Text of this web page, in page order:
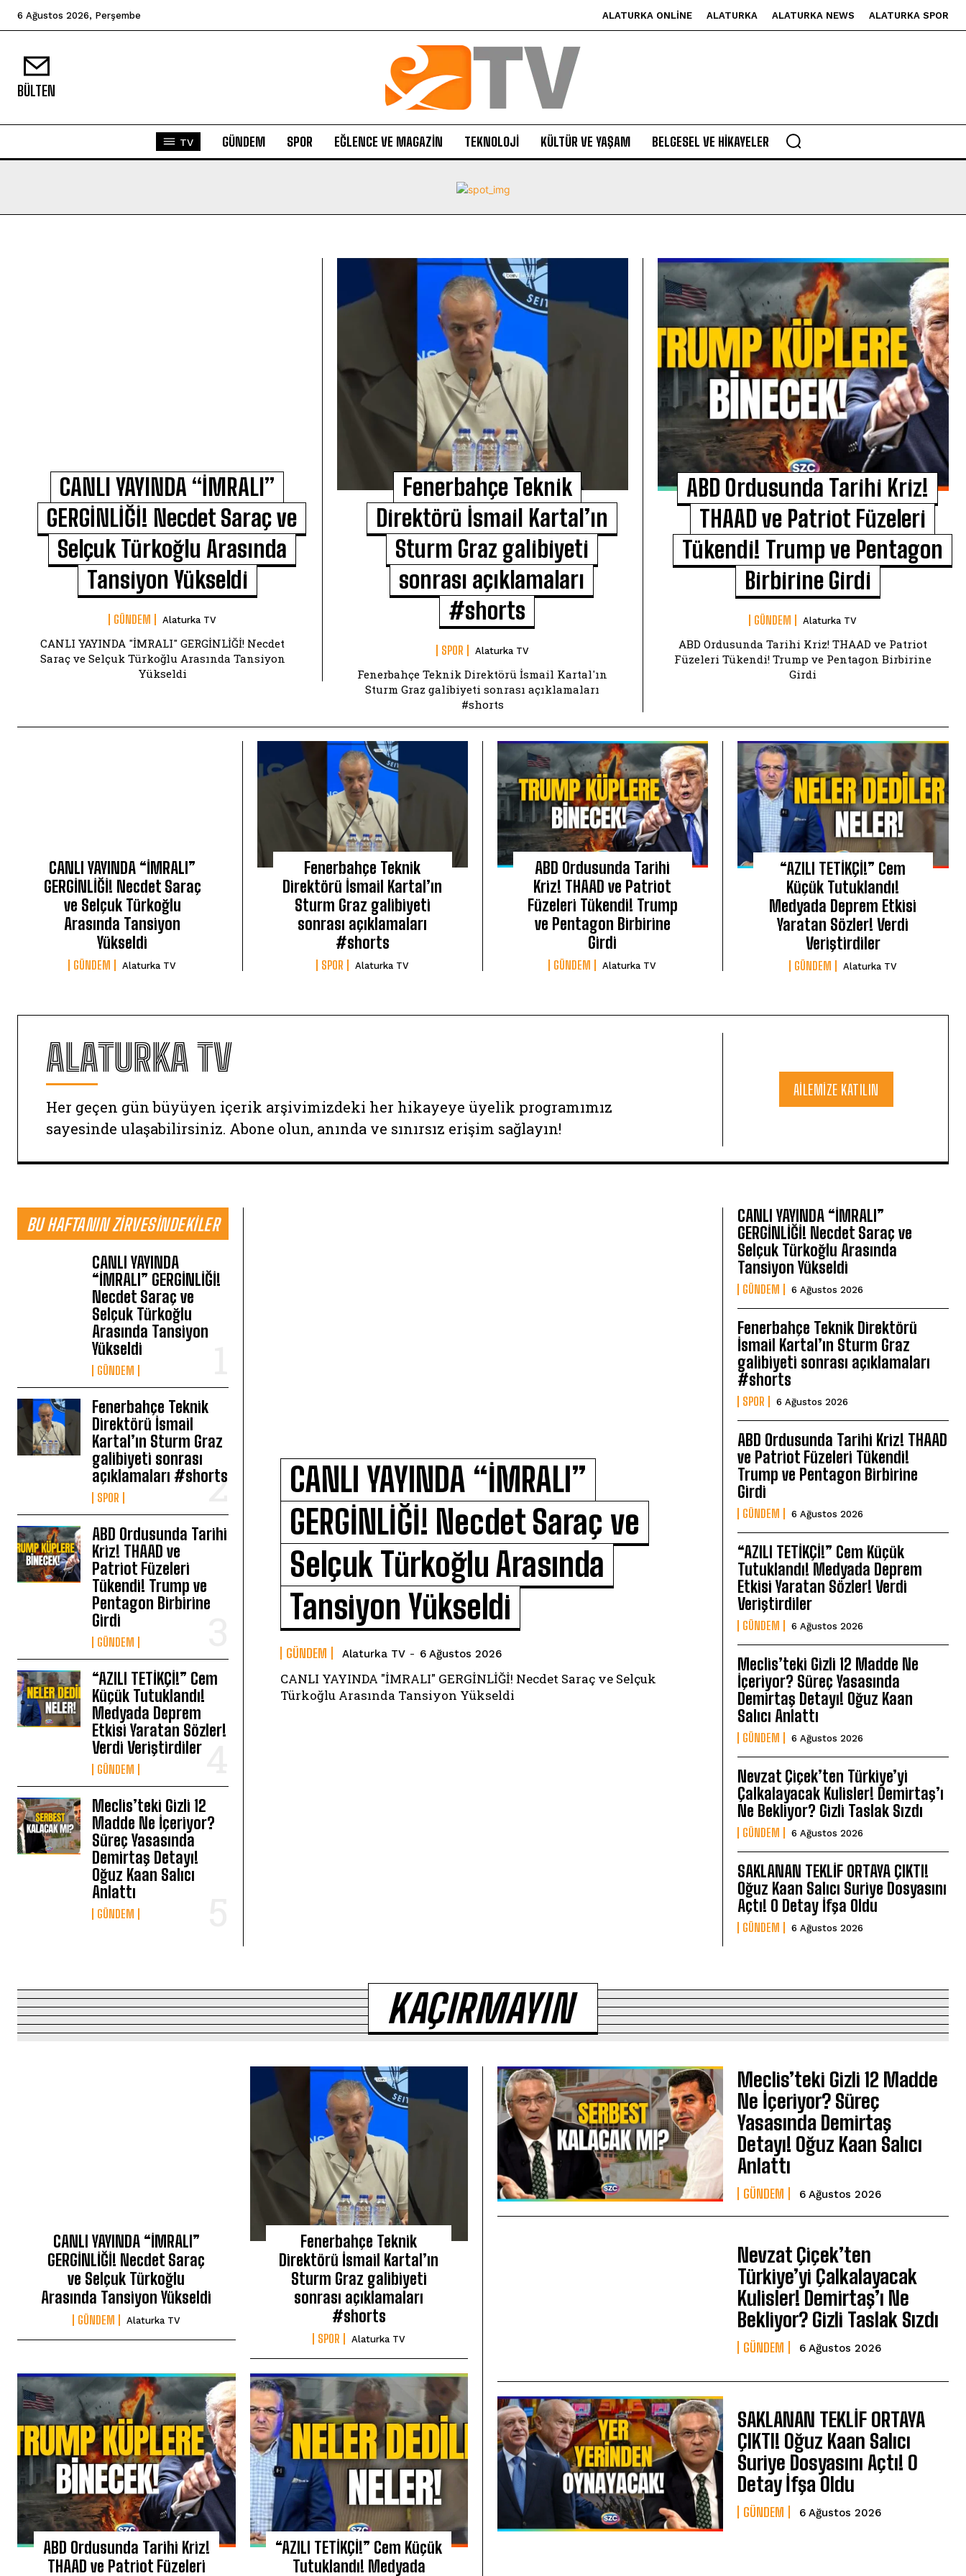
6 Ağustos 2026, Perşembe ALATURKA ONLINE ALATURKA ALATURKA NEWS ALATURKA SPOR
BÜLTEN
TV GÜNDEM SPOR EĞLENCE VE MAGAZIN TEKNOLOJI KÜLTÜR VE YAŞAM BELGESEL VE HIKAYELER
CANLI YAYINDA “İMRALI”
GERGİNLİĞİ! Necdet Saraç ve
Selçuk Türkoğlu Arasında
Tansiyon Yükseldi
GÜNDEM Alaturka TV
CANLI YAYINDA "İMRALI" GERGİNLİĞİ! Necdet
Saraç ve Selçuk Türkoğlu Arasında Tansiyon
Yükseldi
Fenerbahçe Teknik
Direktörü İsmail Kartal’ın
Sturm Graz galibiyeti
sonrası açıklamaları
#shorts
SPOR Alaturka TV
Fenerbahçe Teknik Direktörü İsmail Kartal'ın
Sturm Graz galibiyeti sonrası açıklamaları
#shorts
ABD Ordusunda Tarihi Kriz!
THAAD ve Patriot Füzeleri
Tükendi! Trump ve Pentagon
Birbirine Girdi
GÜNDEM Alaturka TV
ABD Ordusunda Tarihi Kriz! THAAD ve Patriot
Füzeleri Tükendi! Trump ve Pentagon Birbirine
Girdi
CANLI YAYINDA “İMRALI”
GERGİNLİĞİ! Necdet Saraç
ve Selçuk Türkoğlu
Arasında Tansiyon
Yükseldi
GÜNDEM Alaturka TV
Fenerbahçe Teknik
Direktörü İsmail Kartal’ın
Sturm Graz galibiyeti
sonrası açıklamaları
#shorts
SPOR Alaturka TV
ABD Ordusunda Tarihi
Kriz! THAAD ve Patriot
Füzeleri Tükendi! Trump
ve Pentagon Birbirine
Girdi
GÜNDEM Alaturka TV
“AZILI TETİKÇİ!” Cem
Küçük Tutuklandı!
Medyada Deprem Etkisi
Yaratan Sözler! Verdi
Veriştirdiler
GÜNDEM Alaturka TV
ALATURKA TV
Her geçen gün büyüyen içerik arşivimizdeki her hikayeye üyelik programımız
sayesinde ulaşabilirsiniz. Abone olun, anında ve sınırsız erişim sağlayın!
AILEMIZE KATILIN
BU HAFTANIN ZIRVESINDEKILER
CANLI YAYINDA
“İMRALI” GERGİNLİĞİ!
Necdet Saraç ve
Selçuk Türkoğlu
Arasında Tansiyon
Yükseldi
GÜNDEM
Fenerbahçe Teknik
Direktörü İsmail
Kartal’ın Sturm Graz
galibiyeti sonrası
açıklamaları #shorts
SPOR
ABD Ordusunda Tarihi
Kriz! THAAD ve
Patriot Füzeleri
Tükendi! Trump ve
Pentagon Birbirine
Girdi
GÜNDEM
“AZILI TETİKÇİ!” Cem
Küçük Tutuklandı!
Medyada Deprem
Etkisi Yaratan Sözler!
Verdi Veriştirdiler
GÜNDEM
Meclis’teki Gizli 12
Madde Ne İçeriyor?
Süreç Yasasında
Demirtaş Detayı!
Oğuz Kaan Salıcı
Anlattı
GÜNDEM
CANLI YAYINDA “İMRALI”
GERGİNLİĞİ! Necdet Saraç ve
Selçuk Türkoğlu Arasında
Tansiyon Yükseldi
GÜNDEM Alaturka TV - 6 Ağustos 2026
CANLI YAYINDA "İMRALI" GERGİNLİĞİ! Necdet Saraç ve Selçuk
Türkoğlu Arasında Tansiyon Yükseldi
CANLI YAYINDA “İMRALI”
GERGİNLİĞİ! Necdet Saraç ve
Selçuk Türkoğlu Arasında
Tansiyon Yükseldi
GÜNDEM 6 Ağustos 2026
Fenerbahçe Teknik Direktörü
İsmail Kartal’ın Sturm Graz
galibiyeti sonrası açıklamaları
#shorts
SPOR 6 Ağustos 2026
ABD Ordusunda Tarihi Kriz! THAAD
ve Patriot Füzeleri Tükendi!
Trump ve Pentagon Birbirine
Girdi
GÜNDEM 6 Ağustos 2026
“AZILI TETİKÇİ!” Cem Küçük
Tutuklandı! Medyada Deprem
Etkisi Yaratan Sözler! Verdi
Veriştirdiler
GÜNDEM 6 Ağustos 2026
Meclis’teki Gizli 12 Madde Ne
İçeriyor? Süreç Yasasında
Demirtaş Detayı! Oğuz Kaan
Salıcı Anlattı
GÜNDEM 6 Ağustos 2026
Nevzat Çiçek’ten Türkiye’yi
Çalkalayacak Kulisler! Demirtaş’ı
Ne Bekliyor? Gizli Taslak Sızdı
GÜNDEM 6 Ağustos 2026
SAKLANAN TEKLİF ORTAYA ÇIKTI!
Oğuz Kaan Salıcı Suriye Dosyasını
Açtı! O Detay İfşa Oldu
GÜNDEM 6 Ağustos 2026
KAÇIRMAYIN
CANLI YAYINDA “İMRALI”
GERGİNLİĞİ! Necdet Saraç
ve Selçuk Türkoğlu
Arasında Tansiyon Yükseldi
GÜNDEM Alaturka TV
Fenerbahçe Teknik
Direktörü İsmail Kartal’ın
Sturm Graz galibiyeti
sonrası açıklamaları
#shorts
SPOR Alaturka TV
ABD Ordusunda Tarihi Kriz!
THAAD ve Patriot Füzeleri
“AZILI TETİKÇİ!” Cem Küçük
Tutuklandı! Medyada
Meclis’teki Gizli 12 Madde
Ne İçeriyor? Süreç
Yasasında Demirtaş
Detayı! Oğuz Kaan Salıcı
Anlattı
GÜNDEM 6 Ağustos 2026
Nevzat Çiçek’ten
Türkiye’yi Çalkalayacak
Kulisler! Demirtaş’ı Ne
Bekliyor? Gizli Taslak Sızdı
GÜNDEM 6 Ağustos 2026
SAKLANAN TEKLİF ORTAYA
ÇIKTI! Oğuz Kaan Salıcı
Suriye Dosyasını Açtı! O
Detay İfşa Oldu
GÜNDEM 6 Ağustos 2026